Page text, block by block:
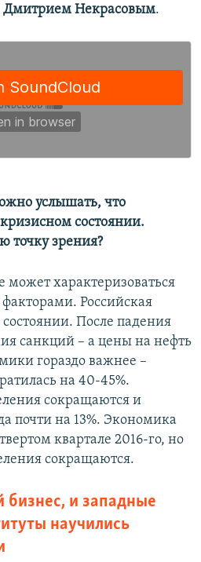
Дмитрием Некрасовым.
услышать, что
состоянии.
точку зрения?
может характеризоваться
Российская
После падения
санкций – а цены на нефть
гораздо важнее –
на 40-45%.
сокращаются и
почти на 13%. Экономика
квартале 2016-го, но
сокращаются.
бизнес, и западные
научились